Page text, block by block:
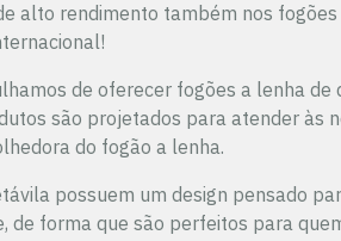
alto rendimento também nos
de oferecer fogões a lenha
são projetados para atender às
do fogão a lenha.
possuem um design pensado
de forma que são perfeitos para